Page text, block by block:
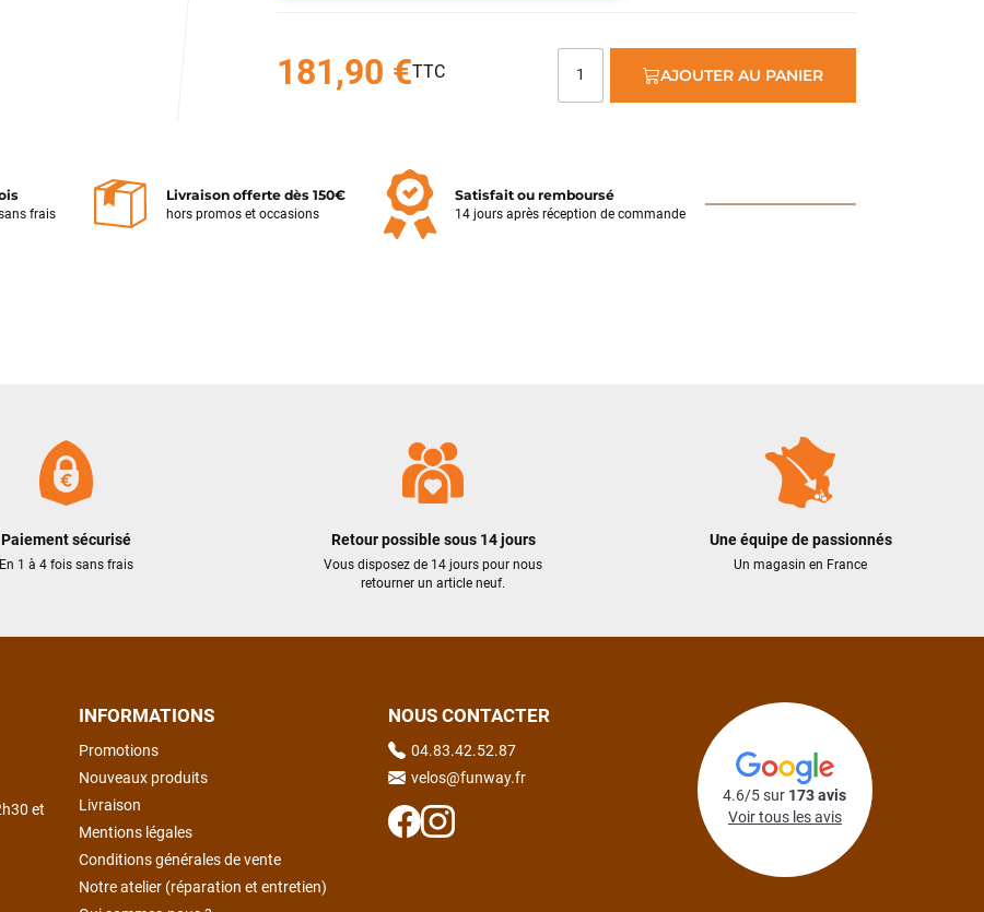
181,90 € AJOUTER AU PANIER
frais
Livraison offerte dès 150€
hors promos et occasions
Satisfait ou remboursé
14 jours après réception de commande
Paiement sécurisé
En 1 à 4 fois sans frais
Retour possible sous 14 jours
Vous disposez de 14 jours pour nous
retourner un article neuf.
Une équipe de passionnés
Un magasin en France
et
INFORMATIONS
Promotions
Nouveaux produits
Livraison
Mentions légales
Conditions générales de vente
Notre atelier (réparation et entretien)
NOUS CONTACTER
04.83.42.52.87
velos@funway.fr
4.6/5 sur 173 avis
Voir tous les avis
il y a un mois
accueilli et après lui avoir expliqué le problème, il a directement pris mon
vélo en charge pour le régler rapidement. Cela a pris plus de 25 minutes
pour cela mais il a pris le temps d’être sûr que cela fonctionne
correctement malgré l’heure tardive. Encore merci à Logan pour sa
SAV dans les meilleurs délais. Tous les contacts ont été bien suivis,
l'équipe est sympa et réactive
VOIR TOUS LES AVIS LAISSER UN AVIS